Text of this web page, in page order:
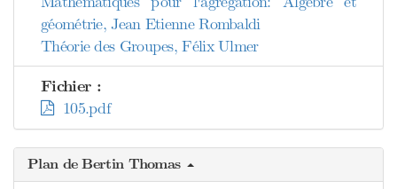
géométrie, Jean Etienne Rombaldi
Théorie des Groupes, Félix Ulmer
Fichier :
105.pdf
Plan de Bertin Thomas